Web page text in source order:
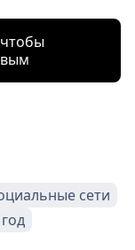
сети